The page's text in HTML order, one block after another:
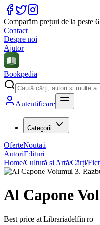
Comparăm prețuri de la peste
Contact
Despre noi
Ajutor
Bookpedia
Autentificare
Categorii
OferteNoutati
AutoriEdituri
Home/Cultură și Artă/Cărți/
Al Capone
Best price at Librariadelfin.ro